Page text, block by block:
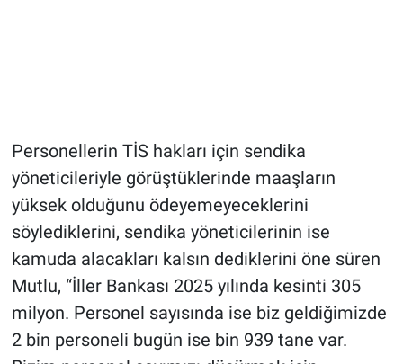
Personellerin TİS hakları için sendika
yöneticileriyle görüştüklerinde maaşların
yüksek olduğunu ödeyemeyeceklerini
söylediklerini, sendika yöneticilerinin ise
kamuda alacakları kalsın dediklerini öne süren
Mutlu, “İller Bankası 2025 yılında kesinti 305
milyon. Personel sayısında ise biz geldiğimizde
2 bin personeli bugün ise bin 939 tane var.